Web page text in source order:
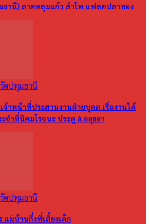
านี) ลาดหลุมแก้ว ลำโพ แฟลตปลาทอง
ดปทุมธานี
จ้าหน้าที่ประสานงานฝ่ายบุคล เริ่มงานได้
จำที่นิคมโรจนะ ประตู A อยุธยา
ดปทุมธานี
แม่บ้านกึ่งพี่เลี้ยงเด็ก